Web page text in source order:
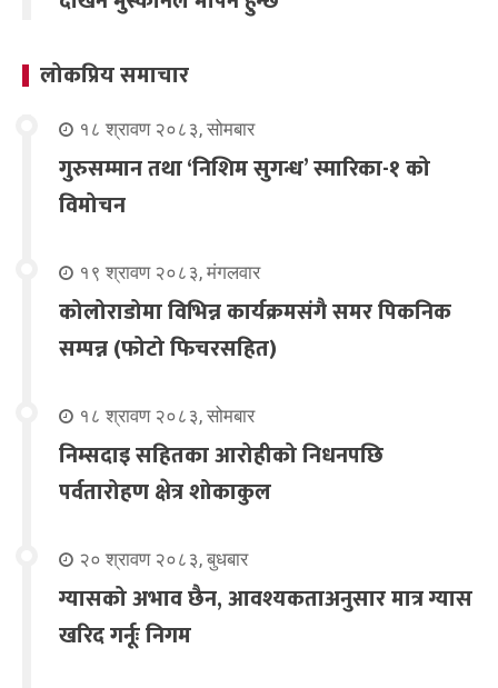
लोकप्रिय समाचार
१८ श्रावण २०८३, सोमबार
गुरुसम्मान तथा ‘निशिम सुगन्ध’ स्मारिका-१ को
विमोचन
१९ श्रावण २०८३, मंगलवार
कोलोराडोमा विभिन्न कार्यक्रमसंगै समर पिकनिक
सम्पन्न (फोटो फिचरसहित)
१८ श्रावण २०८३, सोमबार
निम्सदाइ सहितका आरोहीको निधनपछि
पर्वतारोहण क्षेत्र शोकाकुल
२० श्रावण २०८३, बुधबार
ग्यासको अभाव छैन, आवश्यकताअनुसार मात्र ग्यास
खरिद गर्नूः निगम